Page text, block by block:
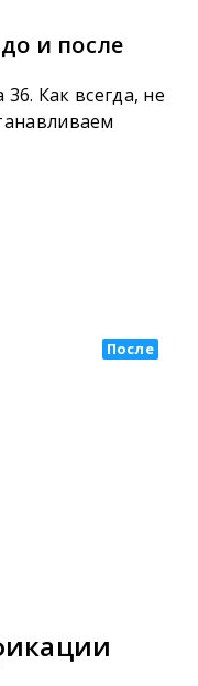
и после
Как всегда, не
После